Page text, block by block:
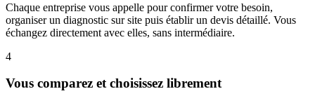
Chaque entreprise vous appelle pour confirmer votre besoin,
organiser un diagnostic sur site puis établir un devis détaillé. Vous
échangez directement avec elles, sans intermédiaire.
4
Vous comparez et choisissez librement